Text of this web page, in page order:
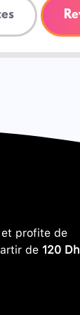
profite de
de 120